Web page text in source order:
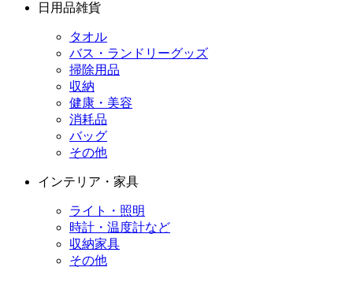
日用品雑貨
タオル
バス・ランドリーグッズ
掃除用品
収納
健康・美容
消耗品
バッグ
その他
インテリア・家具
ライト・照明
時計・温度計など
収納家具
その他